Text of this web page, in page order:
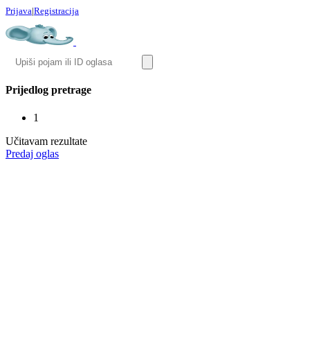
Prijava|Registracija
Prijedlog pretrage
1
Učitavam rezultate
Predaj oglas